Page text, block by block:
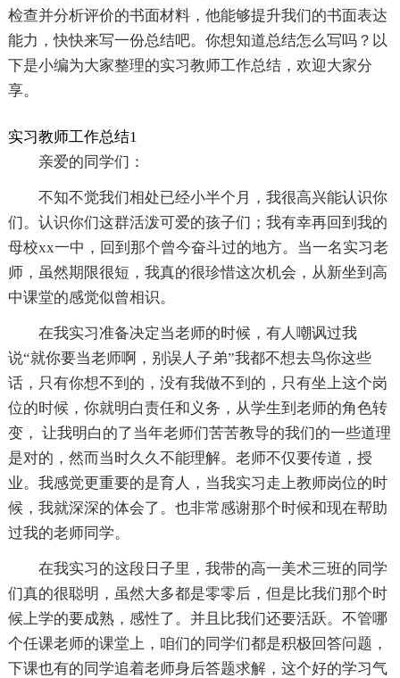
检查并分析评价的书面材料，他能够提升我们的书面表达
能力，快快来写一份总结吧。你想知道总结怎么写吗？以
下是小编为大家整理的实习教师工作总结，欢迎大家分
享。
实习教师工作总结1
亲爱的同学们：
不知不觉我们相处已经小半个月，我很高兴能认识你
们。认识你们这群活泼可爱的孩子们；我有幸再回到我的
母校xx一中，回到那个曾今奋斗过的地方。当一名实习老
师，虽然期限很短，我真的很珍惜这次机会，从新坐到高
中课堂的感觉似曾相识。
在我实习准备决定当老师的时候，有人嘲讽过我
说“就你要当老师啊，别误人子弟”我都不想去鸟你这些
话，只有你想不到的，没有我做不到的，只有坐上这个岗
位的时候，你就明白责任和义务，从学生到老师的角色转
变， 让我明白的了当年老师们苦苦教导的我们的一些道理
是对的，然而当时久久不能理解。老师不仅要传道，授
业。我感觉更重要的是育人，当我实习走上教师岗位的时
候，我就深深的体会了。也非常感谢那个时候和现在帮助
过我的老师同学。
在我实习的这段日子里，我带的高一美术三班的同学
们真的很聪明，虽然大多都是零零后，但是比我们那个时
候上学的要成熟，感性了。并且比我们还要活跃。不管哪
个任课老师的课堂上，咱们的同学们都是积极回答问题，
下课也有的同学追着老师身后答题求解，这个好的学习气